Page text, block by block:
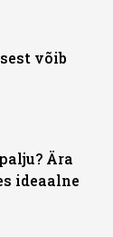
võib
Ära
ideaalne